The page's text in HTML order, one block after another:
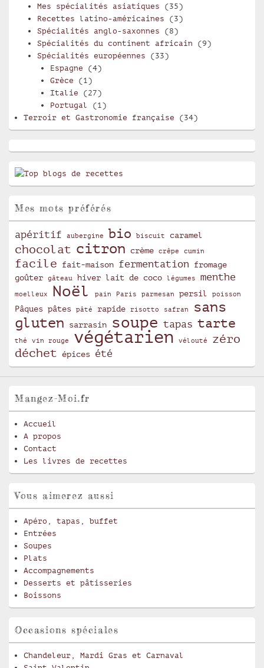
Mes spécialités asiatiques (35)
Recettes latino-américaines (3)
Spécialités anglo-saxonnes (8)
Spécialités du continent africain (9)
Spécialités européennes (33)
Espagne (4)
Grèce (1)
Italie (27)
Portugal
(1)
Terroir et Gastronomie française (34)
Mes mots préférés
apéritif aubergine bio biscuit caramel
chocolat citron crème crêpe cumin
facile fait-maison fermentation
fromage
goûter
gâteau hiver lait de coco légumes menthe
moelleux Noël pain Paris parmesan persil poisson
Pâques pâtes pâté rapide risotto safran
sans
gluten
sarrasin soupe tapas tarte
thé vin rouge végétarien vélouté
zéro
déchet
épices été
Mangez-Moi.fr
Accueil
A propos
Contact
Les livres de recettes
Vous aimerez aussi
Apéro, tapas, buffet
Entrées
Soupes
Plats
Accompagnements
Desserts et pâtisseries
Boissons
Occasions spéciales
Chandeleur, Mardi Gras et Carnaval